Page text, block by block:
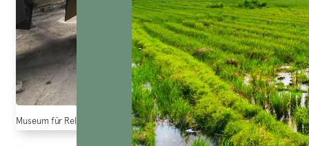
Museum für Relikte des Krieges – Quelle: VTC News